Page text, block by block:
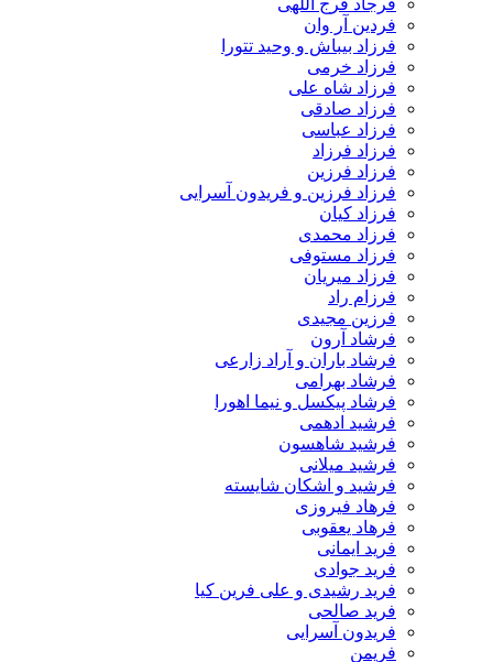
فردین آر وان
فرزاد بیباش و وحید تتورا
فرزاد خرمی
فرزاد شاه علی
فرزاد صادقی
فرزاد عباسی
فرزاد فرزاد
فرزاد فرزین
فرزاد فرزین و فریدون آسرایی
فرزاد کیان
فرزاد محمدی
فرزاد مستوفی
فرزاد میریان
فرزام راد
فرزین مجیدی
فرشاد آرون
فرشاد باران و آراد زارعی
فرشاد بهرامی
فرشاد پیکسل و نیما اهورا
فرشید ادهمی
فرشید شاهسون
فرشید میلانی
فرشید و اشکان شایسته
فرهاد فیروزی
فرهاد یعقوبی
فرید ایمانی
فرید جوادی
فرید رشیدی و علی فرین کیا
فرید صالحی
فریدون آسرایی